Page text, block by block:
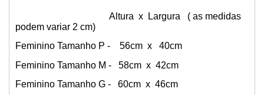
Altura x Largura ( as medidas
podem variar 2 cm)
Feminino Tamanho P - 56cm x 40cm
Feminino Tamanho M - 58cm x 42cm
Feminino Tamanho G - 60cm x 46cm